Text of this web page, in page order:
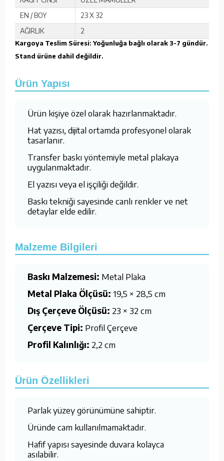
EN / BOY
23 X 32
AĞIRLIK
2
Kargoya Teslim Süresi: Yoğunluğa bağlı olarak 3-7 gündür.
Stand ürüne dahil değildir.
Ürün Yapısı
Ürün kişiye özel olarak hazırlanmaktadır.
Hat yazısı, dijital ortamda profesyonel olarak
tasarlanır.
Transfer baskı yöntemiyle metal plakaya
uygulanmaktadır.
El yazısı veya el işçiliği değildir.
Baskı tekniği sayesinde canlı renkler ve net
detaylar elde edilir.
Malzeme Bilgileri
Baskı Malzemesi: Metal Plaka
Metal Plaka Ölçüsü: 19,5 × 28,5 cm
Dış Çerçeve Ölçüsü: 23 × 32 cm
Çerçeve Tipi: Profil Çerçeve
Profil Kalınlığı: 2,2 cm
Ürün Özellikleri
Parlak yüzey görünümüne sahiptir.
Üründe cam kullanılmamaktadır.
Hafif yapısı sayesinde duvara kolayca
asılabilir.